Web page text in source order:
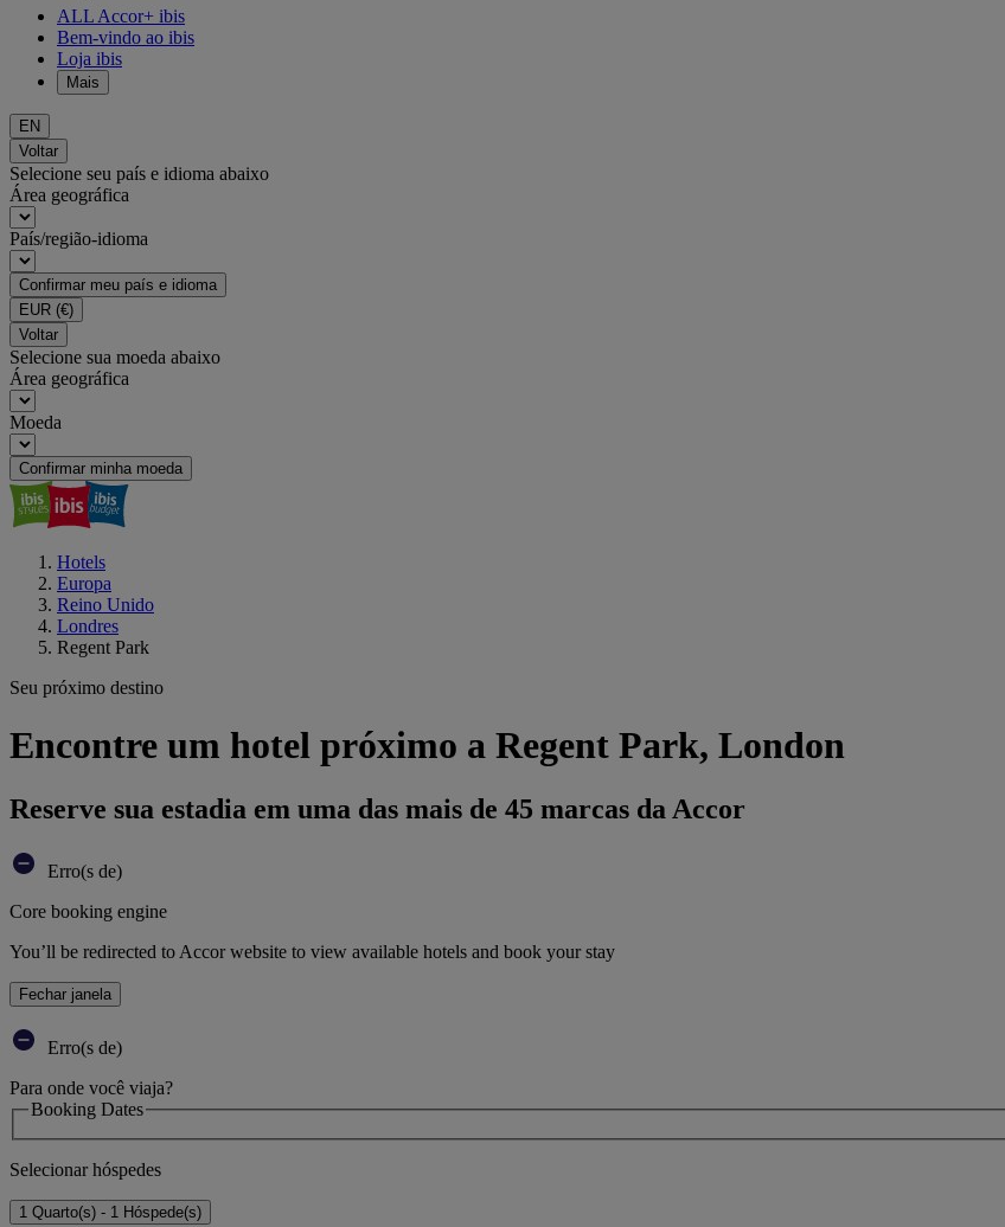
ALL Accor+ ibis
Bem-vindo ao ibis
Loja ibis
Mais
EN
Voltar
Selecione seu país e idioma abaixo
Área geográfica
País/região-idioma
Confirmar meu país e idioma
EUR (€)
Voltar
Selecione sua moeda abaixo
Área geográfica
Moeda
Confirmar minha moeda
Hotels
Europa
Reino Unido
Londres
Regent Park
Seu próximo destino
Encontre um hotel próximo a Regent Park, London
Reserve sua estadia em uma das mais de 45 marcas da Accor
Erro(s de)
Core booking engine
You’ll be redirected to Accor website to view available hotels and book your stay
Fechar janela
Erro(s de)
Para onde você viaja?
Booking Dates
Selecionar hóspedes
1 Quarto(s) - 1 Hóspede(s)